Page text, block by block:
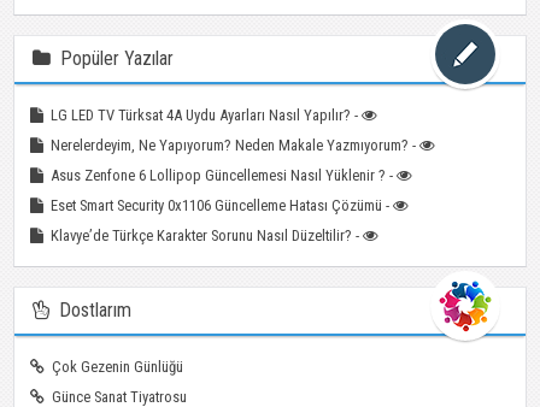
Popüler Yazılar
LG LED TV Türksat 4A Uydu Ayarları Nasıl Yapılır? -
Nerelerdeyim, Ne Yapıyorum? Neden Makale Yazmıyorum? -
Asus Zenfone 6 Lollipop Güncellemesi Nasıl Yüklenir ? -
Eset Smart Security 0x1106 Güncelleme Hatası Çözümü -
Klavye’de Türkçe Karakter Sorunu Nasıl Düzeltilir? -
Dostlarım
Çok Gezenin Günlüğü
Günce Sanat Tiyatrosu